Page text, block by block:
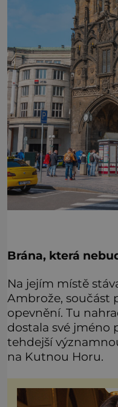
Brána, která
Na jejím místě
Ambrože, součást
opevnění. Tu
dostala své jméno
tehdejší
na Kutnou Horu.